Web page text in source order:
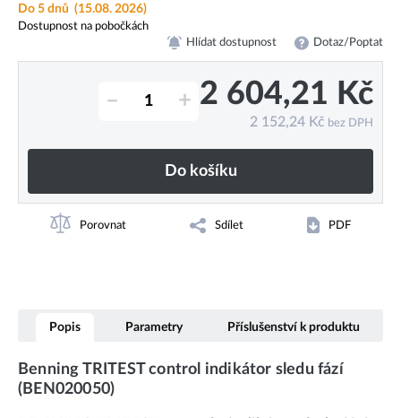
Do 5 dnů (15.08. 2026)
Dostupnost na pobočkách
Hlídat dostupnost Dotaz/Poptat
– + 2 604,21 Kč
2 152,24 Kč bez DPH
Do košíku
Porovnat Sdílet PDF
Popis Parametry Příslušenství k produktu
Benning TRITEST control indikátor sledu fází
(BEN020050)